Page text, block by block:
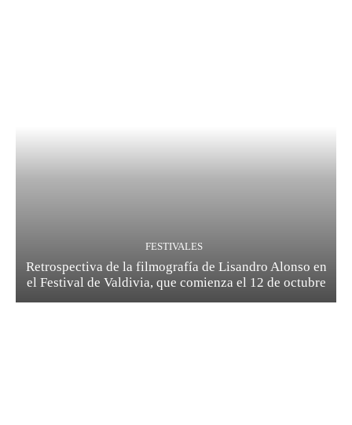
FESTIVALES
Retrospectiva de la filmografía de Lisandro Alonso en
el Festival de Valdivia, que comienza el 12 de octubre